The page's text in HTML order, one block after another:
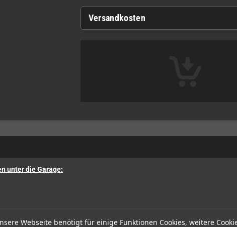
Webseite benötigt für einige Funktionen Cookies, weitere
Versandkosten
unter die Garage:
x 327mm x 97mm ist.